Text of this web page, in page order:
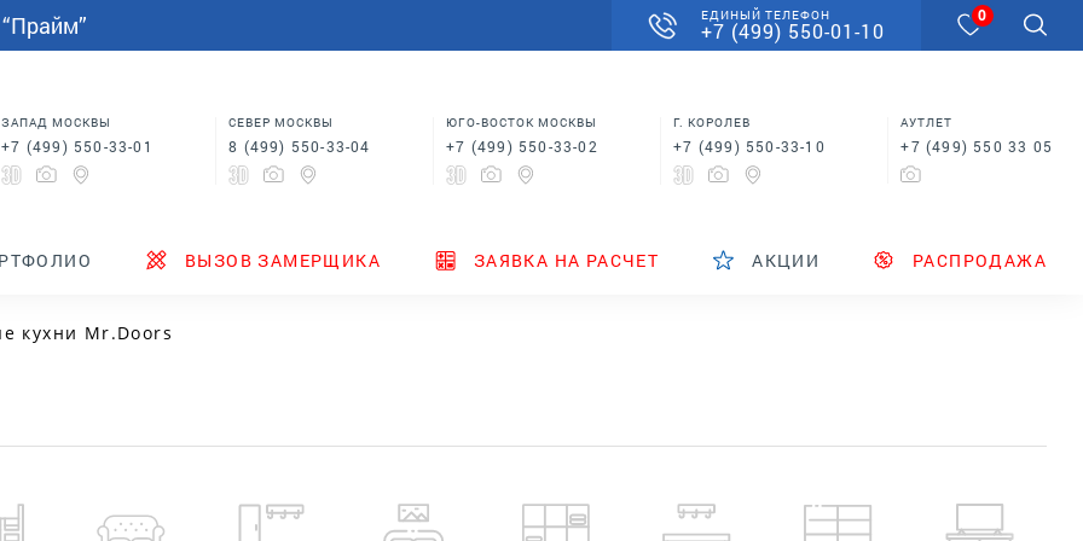
ЕДИНЫЙ ТЕЛЕФОН
+7 (499) 550-01-10
0
ЗАПАД МОСКВЫ
+7 (499) 550-33-01
СЕВЕР МОСКВЫ
8 (499) 550-33-04
ЮГО-ВОСТОК МОСКВЫ
+7 (499) 550-33-02
Г. КОРОЛЕВ
+7 (499) 550-33-10
АУТЛЕТ
+7 (499) 550 33 05
ВЫЗОВ ЗАМЕРЩИКА ЗАЯВКА НА РАСЧЕТ АКЦИИ РАСПРОДАЖА
Шкафы купе в спальню
ТЕНДЕРЫ НОВИНКИ
Кровати для спальни
Столы
кухни Mr.Doors